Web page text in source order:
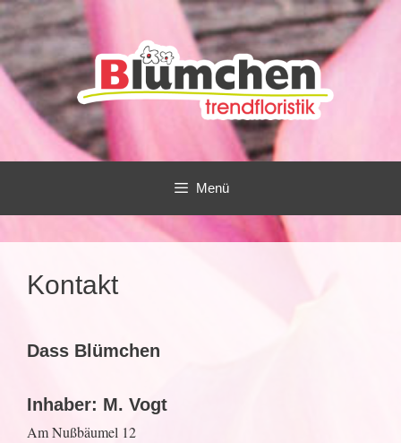
Zum
Inhalt
springen
Menü
Kontakt
Dass Blümchen
Inhaber: M. Vogt
Am Nußbäumel 12